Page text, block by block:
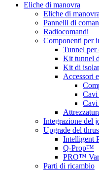
Eliche di manovra
Eliche di manovra
Pannelli di
Radiocomandi
Componenti per
Tunnel per
Kit tunnel
Kit di
Accessori
Cavi
Cavi
Integrazione del
Upgrade del
Intelligent
Q-Prop™
PRO™
Parti di ricambio